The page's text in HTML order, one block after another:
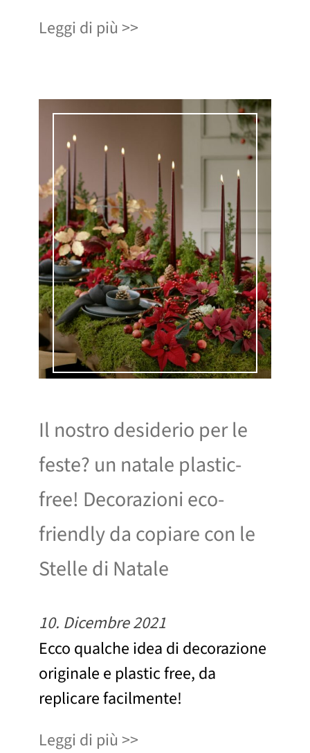
Leggi di più
Il nostro desiderio per le
feste? un natale plastic-
free! Decorazioni eco-
friendly da copiare con le
Stelle di Natale
10. Dicembre 2021
Ecco qualche idea di decorazione
originale e plastic free, da
replicare facilmente!
Leggi di più